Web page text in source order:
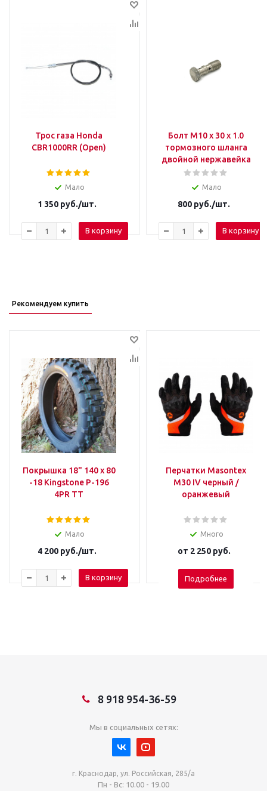
Трос газа Honda
CBR1000RR (Open)
Мало
1 350руб./шт.
В корзину
Болт М10 х 30 х 1.0
тормозного шланга
двойной нержавейка
Мало
800 руб./шт.
В корзину
Рекомендуем купить
Покрышка 18" 140 х 80
-18 Kingstone P-196
4PR TT
Мало
4 200руб./шт.
В корзину
Перчатки Masontex
M30 IV черный /
оранжевый
Много
от 2 250 руб.
Подробнее
8 918 954-36-59
Мы в социальных сетях:
г. Краснодар, ул. Российская, 285/а
Пн - Вс: 10.00 - 19.00